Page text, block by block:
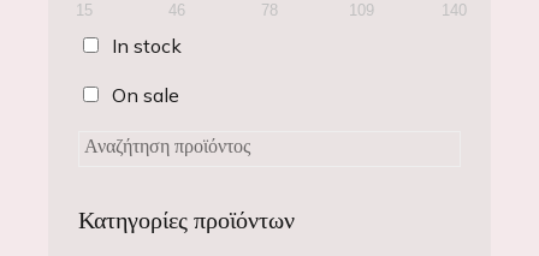
15 46 78 109 140
In stock
On sale
Κατηγορίες προϊόντων